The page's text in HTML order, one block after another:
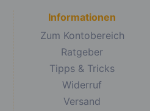
Informationen
Zum Kontobereich
Ratgeber
Tipps & Tricks
Widerruf
Versand